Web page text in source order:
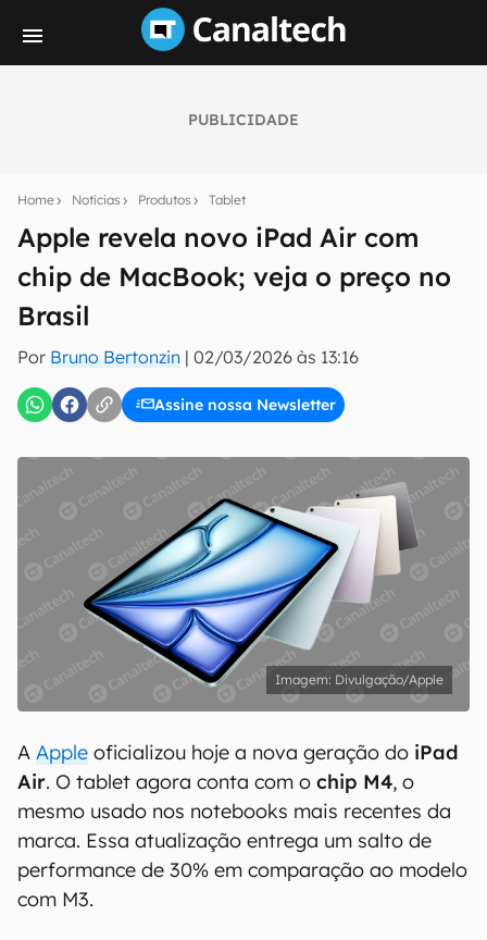
PUBLICIDADE
Home Notícias Produtos Tablet
Apple revela novo iPad Air com
chip de MacBook; veja o preço no
Brasil
Por Bruno Bertonzin | 02/03/2026 às 13:16
Assine nossa Newsletter
notícias e reviews sobre tecnologia em primeira
mão.
E-mail
inscreva-se
Uso e Política de Privacidade do Canaltech.
Divulgação/Apple
A Apple oficializou hoje a nova geração do iPad
Air. O tablet agora conta com o chip M4, o
mesmo usado nos notebooks mais recentes da
marca. Essa atualização entrega um salto de
performance de 30% em comparação ao modelo
com M3.